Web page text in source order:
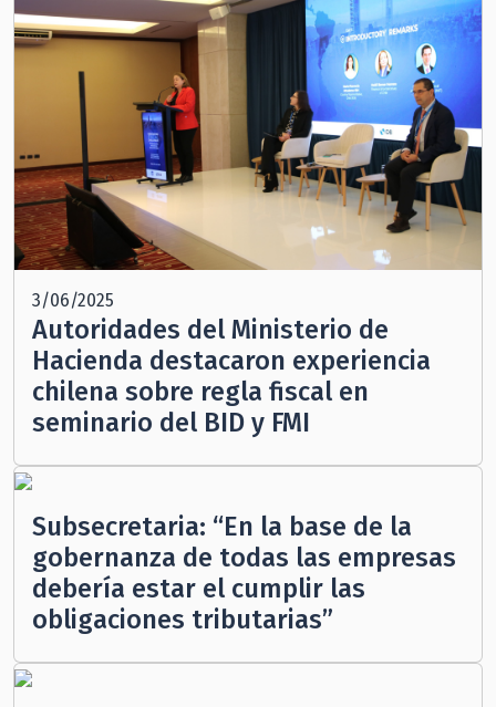
3/06/2025
Autoridades del Ministerio de
Hacienda destacaron experiencia
chilena sobre regla fiscal en
seminario del BID y FMI
Subsecretaria: “En la base de la
gobernanza de todas las empresas
debería estar el cumplir las
obligaciones tributarias”